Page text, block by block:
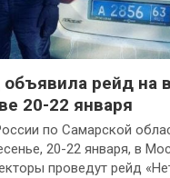
рейд на
20-22 января
по Самарской
20-22 января, в
проведут рейд